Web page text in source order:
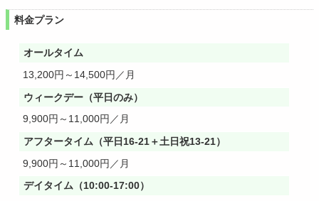
料金プラン
オールタイム
13,200円～14,500円／月
ウィークデー（平日のみ）
9,900円～11,000円／月
アフタータイム（平日16-21＋土日祝13-21）
9,900円～11,000円／月
デイタイム（10:00-17:00）